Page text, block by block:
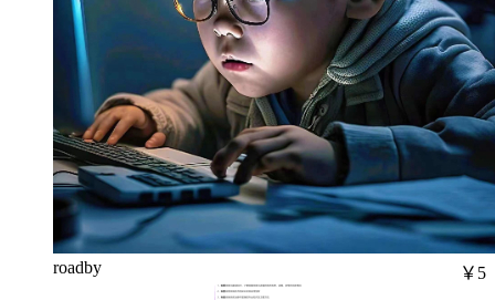
roadby ￥5